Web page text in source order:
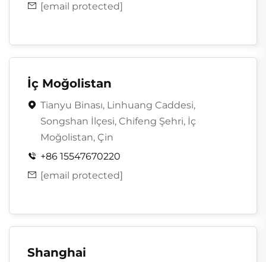
 [email protected]
İç Moğolistan
 Tianyu Binası, Linhuang Caddesi,
Songshan İlçesi, Chifeng Şehri, İç
Moğolistan, Çin
 +86 15547670220
 [email protected]
Shanghai